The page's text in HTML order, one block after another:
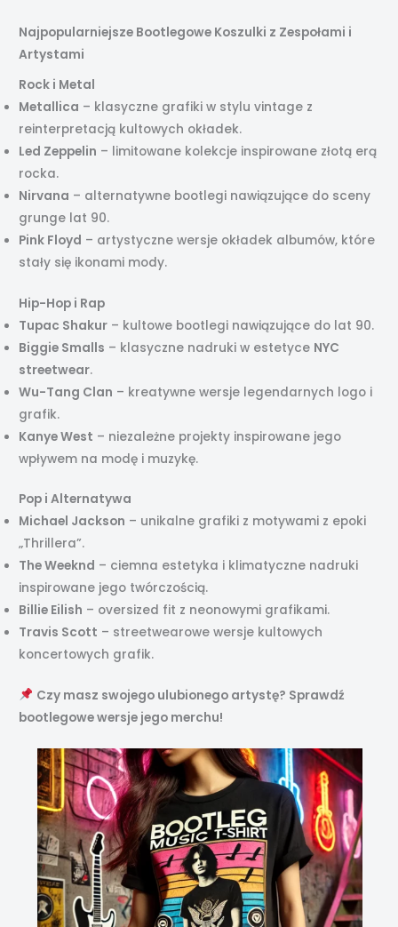
Najpopularniejsze Bootlegowe Koszulki z Zespołami i
Artystami
Rock i Metal
Metallica – klasyczne grafiki w stylu vintage z
reinterpretacją kultowych okładek.
Led Zeppelin – limitowane kolekcje inspirowane złotą erą
rocka.
Nirvana – alternatywne bootlegi nawiązujące do sceny
grunge lat 90.
Pink Floyd – artystyczne wersje okładek albumów, które
stały się ikonami mody.
Hip-Hop i Rap
Tupac Shakur – kultowe bootlegi nawiązujące do lat 90.
Biggie Smalls – klasyczne nadruki w estetyce NYC
streetwear.
Wu-Tang Clan – kreatywne wersje legendarnych logo i
grafik.
Kanye West – niezależne projekty inspirowane jego
wpływem na modę i muzykę.
Pop i Alternatywa
Michael Jackson – unikalne grafiki z motywami z epoki
„Thrillera”.
The Weeknd – ciemna estetyka i klimatyczne nadruki
inspirowane jego twórczością.
Billie Eilish – oversized fit z neonowymi grafikami.
Travis Scott – streetwearowe wersje kultowych
koncertowych grafik.
Czy masz swojego ulubionego artystę? Sprawdź
bootlegowe wersje jego merchu!